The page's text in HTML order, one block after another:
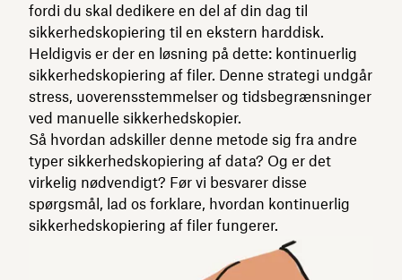
fordi du skal dedikere en del af din dag til
sikkerhedskopiering til en ekstern harddisk.
Heldigvis er der en løsning på dette: kontinuerlig
sikkerhedskopiering af filer. Denne strategi undgår
stress, uoverensstemmelser og tidsbegrænsninger
ved manuelle sikkerhedskopier.
Så hvordan adskiller denne metode sig fra andre
typer sikkerhedskopiering af data? Og er det
virkelig nødvendigt? Før vi besvarer disse
spørgsmål, lad os forklare, hvordan kontinuerlig
sikkerhedskopiering af filer fungerer.